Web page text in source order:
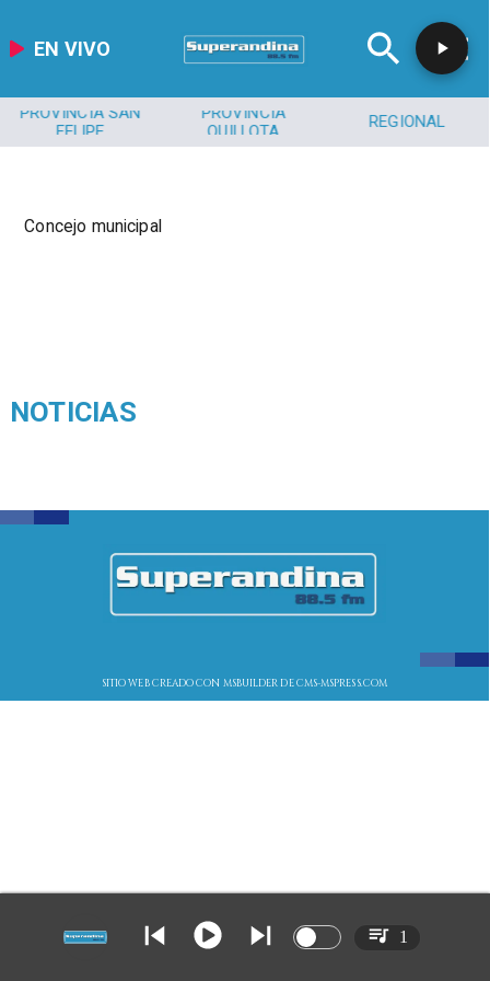
EN VIVO
PROVINCIA SAN
FELIPE
PROVINCIA
QUILLOTA
REGIONAL
Concejo municipal
NOTICIAS
SITIO WEB CREADO CON MSBUILDER DE CMS-MSPRESS.COM
1